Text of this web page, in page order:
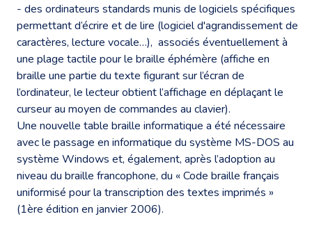
- des ordinateurs standards munis de logiciels spécifiques
permettant d’écrire et de lire (logiciel d'agrandissement de
caractères, lecture vocale…), associés éventuellement à
une plage tactile pour le braille éphémère (affiche en
braille une partie du texte figurant sur l’écran de
l’ordinateur, le lecteur obtient l’affichage en déplaçant le
curseur au moyen de commandes au clavier).
Une nouvelle table braille informatique a été nécessaire
avec le passage en informatique du système MS-DOS au
système Windows et, également, après l’adoption au
niveau du braille francophone, du « Code braille français
uniformisé pour la transcription des textes imprimés »
(1ère édition en janvier 2006).